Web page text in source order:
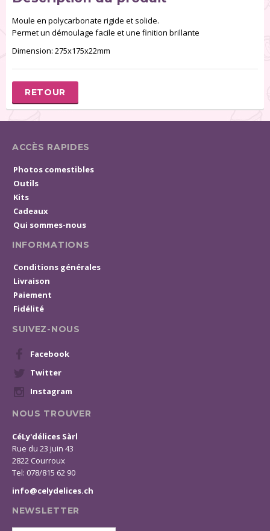
Moule en polycarbonate rigide et solide.
Permet un démoulage facile et une finition brillante
Dimension: 275x175x22mm
RETOUR
ACCÈS RAPIDES
Photos comestibles
Outils
Kits
Cadeaux
Qui sommes-nous
INFORMATIONS
Conditions générales
Livraison
Paiement
Fidélité
SUIVEZ-NOUS
Facebook
Twitter
Instagram
NOUS TROUVER
CéLy'délices Sàrl
Rue du 23 juin 43
2822 Courroux
Tel: 078/815 62 90
info@celydelices.ch
NEWSLETTER